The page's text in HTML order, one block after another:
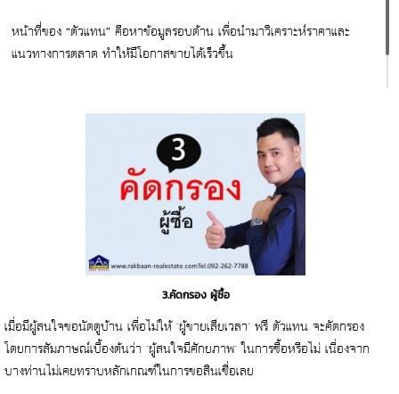
หน้าที่ของ “ตัวแทน” คือหาข้อมูลรอบด้าน เพื่อนำมาวิเคราะห์ราคาและ
แนวทางการตลาด ทำให้มีโอกาสขายได้เร็วขึ้น
ฟรี 092-262-7788 www.rakbaan-realestate.com
3.คัดกรอง ผู้ซื้อ
เมื่อมีผู้สนใจขอนัดดูบ้าน เพื่อไม่ให้ "ผู้ขายเสียเวลา" ฟรี ตัวแทน จะคัดกรอง
โดยการสัมภาษณ์เบื้องต้นว่า "ผู้สนใจมีศักยภาพ" ในการซื้อหรือไม่ เนื่องจาก
บางท่านไม่เคยทราบหลักเกณฑ์ในการขอสินเชื่อเลย